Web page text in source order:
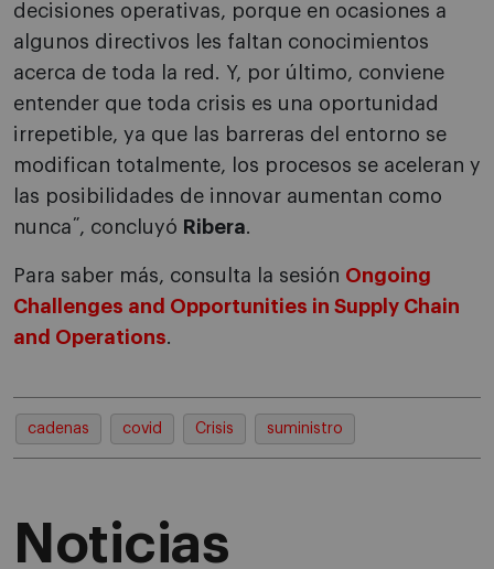
decisiones operativas, porque en ocasiones a
algunos directivos les faltan conocimientos
acerca de toda la red. Y, por último, conviene
entender que toda crisis es una oportunidad
irrepetible, ya que las barreras del entorno se
modifican totalmente, los procesos se aceleran y
las posibilidades de innovar aumentan como
nunca˝, concluyó Ribera.
Para saber más, consulta la sesión Ongoing
Challenges and Opportunities in Supply Chain
and Operations.
cadenas covid Crisis suministro
Noticias